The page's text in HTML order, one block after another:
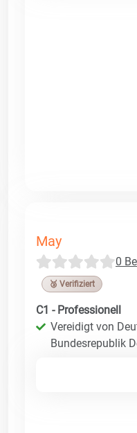
May
0
🥉 Verifiziert
C1 - Professionell
Vereidigt von
Bundesrepublik